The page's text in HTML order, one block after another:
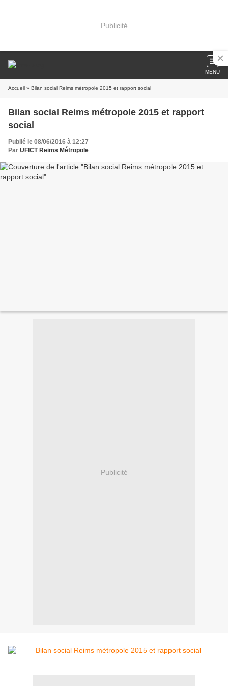
Publicité
MENU
Accueil » Bilan social Reims métropole 2015 et rapport social
Bilan social Reims métropole 2015 et rapport
social
Publié le 08/06/2016 à 12:27
Par UFICT Reims Métropole
Publicité